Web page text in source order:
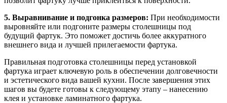
5. Выравнивание и подгонка размеров: При необходимости
выровняйте или подгоните размеры столешницы под
будущий фартук. Это поможет достичь более аккуратного
внешнего вида и лучшей прилегаемости фартука.
Правильная подготовка столешницы перед установкой
фартука играет ключевую роль в обеспечении долговечности
и эстетического вида вашей кухни. После завершения этих
шагов вы будете готовы к следующему этапу – нанесению
клея и установке ламинатного фартука.